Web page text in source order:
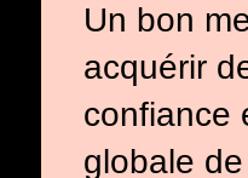
Un bon
acquérir
confiance
globale